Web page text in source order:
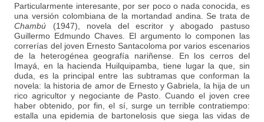
Particularmente interesante, por ser poco o nada conocida, es
una versión colombiana de la mortandad andina. Se trata de
Chambú (1947), novela del escritor y abogado pastuso
Guillermo Edmundo Chaves. El argumento lo componen las
correrías del joven Ernesto Santacoloma por varios escenarios
de la heterogénea geografía nariñense. En los cerros del
Imayá, en la hacienda Huilquipamba, tiene lugar la que, sin
duda, es la principal entre las subtramas que conforman la
novela: la historia de amor de Ernesto y Gabriela, la hija de un
rico agricultor y negociante de Pasto. Cuando el joven cree
haber obtenido, por fin, el sí, surge un terrible contratiempo:
estalla una epidemia de bartonelosis que siega las vidas de